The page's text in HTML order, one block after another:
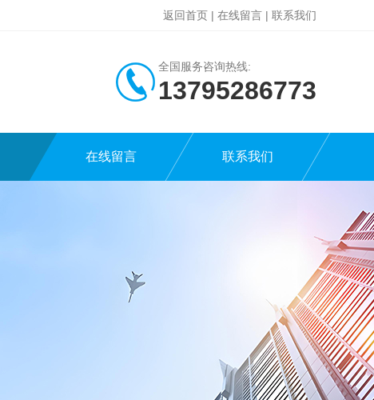
返回首页 | 在线留言 | 联系我们
全国服务咨询热线:
13795286773
在线留言 联系我们